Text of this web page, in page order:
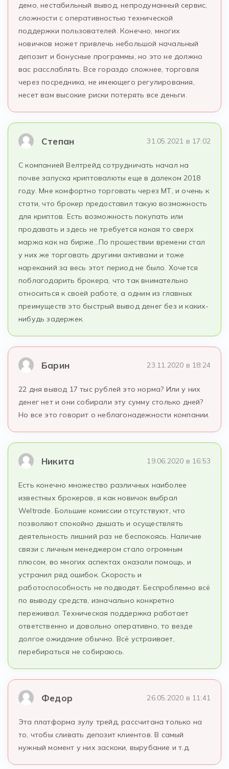
демо, нестабильный вывод, непродуманный сервис,
сложности с оперативностью технической
поддержки пользователей. Конечно, многих
новичков может привлечь небольшой начальный
депозит и бонусные программы, но это не должно
вас расслаблять. Все гораздо сложнее, торговля
через посредника, не имеющего регулирования,
несет вам высокие риски потерять все деньги.
Степан 31.05.2021 в 17:02
С компанией Велтрейд сотрудничать начал на
почве запуска криптовалюты еще в далеком 2018
году. Мне комфортно торговать через МТ, и очень к
стати, что брокер предоставил такую возможность
для криптов. Есть возможность покупать или
продавать и здесь не требуется какая то сверх
маржа как на бирже…По прошествии времени стал
у них же торговать другими активами и тоже
нареканий за весь этот период не было. Хочется
поблагодарить брокера, что так внимательно
относиться к своей работе, а одним из главных
преимуществ это быстрый вывод денег без и каких-
нибудь задержек.
Барин 23.11.2020 в 18:24
22 дня вывод 17 тыс рублей это норма? Или у них
денег нет и они собирали эту сумму столько дней?
Но все это говорит о неблагонадежности компании.
Никита 19.06.2020 в 16:53
Есть конечно множество различных наиболее
известных брокеров, я как новичок выбрал
Weltrade. Большие комиссии отсутствуют, что
позволяют спокойно дышать и осуществлять
деятельность лишний раз не беспокоясь. Наличие
связи с личным менеджером стало огромным
плюсом, во многих аспектах оказали помощь, и
устранил ряд ошибок. Скорость и
работоспособность не подводят. Беспроблемно всё
по выводу средств, изначально конкретно
переживал. Техническая поддержка работает
ответственно и довольно оперативно, то везде
долгое ожидание обычно. Всё устраивает,
перебираться не собираюсь.
Федор 26.05.2020 в 11:41
Эта платформа зулу трейд, рассчитана только на
то, чтобы сливать депозит клиентов. В самый
нужный момент у них заскоки, вырубание и т.д.